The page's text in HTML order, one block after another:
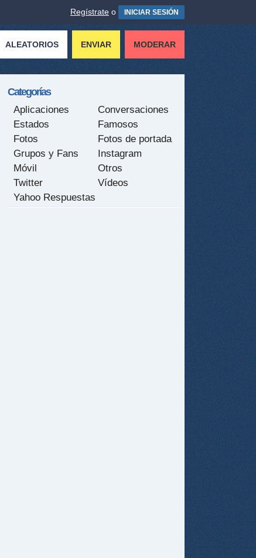
Regístrate o INICIAR SESIÓN
ALEATORIOS ENVIAR MODERAR
Categorías
Aplicaciones
Conversaciones
Estados
Famosos
Fotos
Fotos de portada
Grupos y Fans
Instagram
Móvil
Otros
Twitter
Vídeos
Yahoo Respuestas